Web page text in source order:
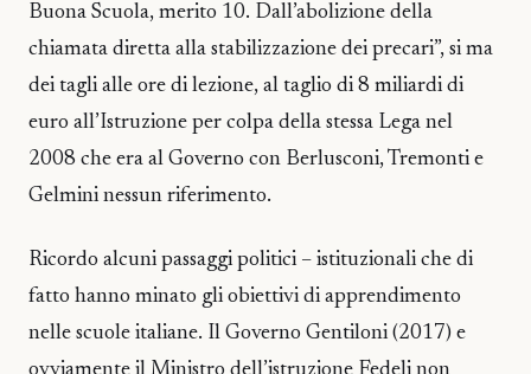
Buona Scuola, merito 10. Dall’abolizione della
chiamata diretta alla stabilizzazione dei precari”, si ma
dei tagli alle ore di lezione, al taglio di 8 miliardi di
euro all’Istruzione per colpa della stessa Lega nel
2008 che era al Governo con Berlusconi, Tremonti e
Gelmini nessun riferimento.
Ricordo alcuni passaggi politici – istituzionali che di
fatto hanno minato gli obiettivi di apprendimento
nelle scuole italiane. Il Governo Gentiloni (2017) e